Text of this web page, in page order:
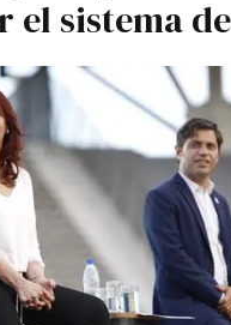
sistema